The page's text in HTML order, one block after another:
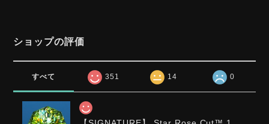
ショップの評価
すべて 351 14 0